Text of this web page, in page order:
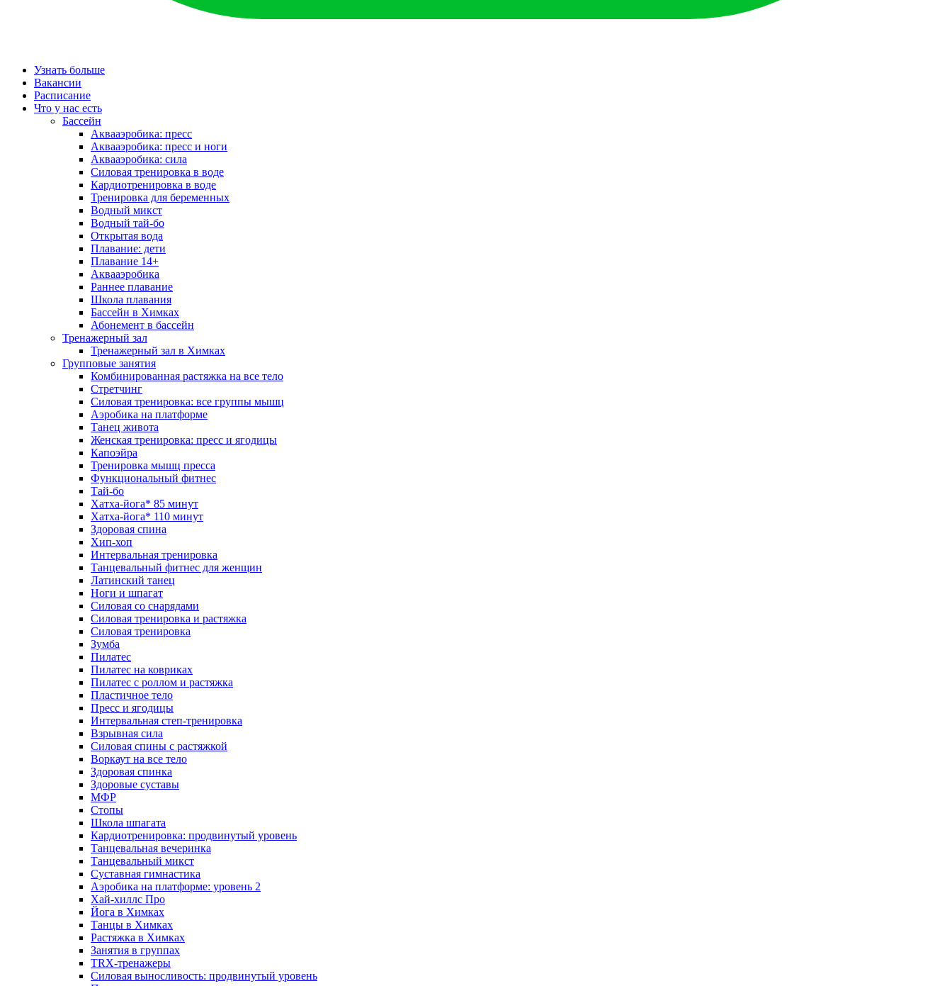
Узнать больше
Вакансии
Расписание
Что у нас есть
Бассейн
Аквааэробика: пресс
Аквааэробика: пресс и ноги
Аквааэробика: сила
Силовая тренировка в воде
Кардиотренировка в воде
Тренировка для беременных
Водный микст
Водный тай-бо
Открытая вода
Плавание: дети
Плавание 14+
Аквааэробика
Раннее плавание
Школа плавания
Бассейн в Химках
Абонемент в бассейн
Тренажерный зал
Тренажерный зал в Химках
Групповые занятия
Комбинированная растяжка на все тело
Стретчинг
Силовая тренировка: все группы мышц
Аэробика на платформе
Танец живота
Женская тренировка: пресс и ягодицы
Капоэйра
Тренировка мышц пресса
Функциональный фитнес
Тай-бо
Хатха-йога* 85 минут
Хатха-йога* 110 минут
Здоровая спина
Хип-хоп
Интервальная тренировка
Танцевальный фитнес для женщин
Латинский танец
Ноги и шпагат
Силовая со снарядами
Силовая тренировка и растяжка
Силовая тренировка
Зумба
Пилатес
Пилатес на ковриках
Пилатес с роллом и растяжка
Пластичное тело
Пресс и ягодицы
Интервальная степ-тренировка
Взрывная сила
Силовая спины с растяжкой
Воркаут на все тело
Здоровая спинка
Здоровые суставы
МФР
Стопы
Школа шпагата
Кардиотренировка: продвинутый уровень
Танцевальная вечеринка
Танцевальный микст
Суставная гимнастика
Аэробика на платформе: уровень 2
Хай-хиллс Про
Йога в Химках
Танцы в Химках
Растяжка в Химках
Занятия в группах
TRX-тренажеры
Силовая выносливость: продвинутый уровень